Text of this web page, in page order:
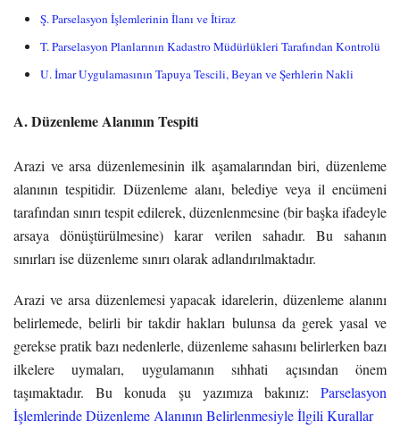
Ş. Parselasyon İşlemlerinin İlanı ve İtiraz
T. Parselasyon Planlarının Kadastro Müdürlükleri Tarafından Kontrolü
U. İmar Uygulamasının Tapuya Tescili, Beyan ve Şerhlerin Nakli
A.Düzenleme Alanının Tespiti
Arazi ve arsa düzenlemesinin ilk aşamalarından biri, düzenleme
alanının tespitidir. Düzenleme alanı, belediye veya il encümeni
tarafından sınırı tespit edilerek, düzenlenmesine (bir başka ifadeyle
arsaya dönüştürülmesine) karar verilen sahadır. Bu sahanın
sınırları ise düzenleme sınırı olarak adlandırılmaktadır.
Arazi ve arsa düzenlemesi yapacak idarelerin, düzenleme alanını
belirlemede, belirli bir takdir hakları bulunsa da gerek yasal ve
gerekse pratik bazı nedenlerle, düzenleme sahasını belirlerken bazı
ilkelere uymaları, uygulamanın sıhhati açısından önem
taşımaktadır. Bu konuda şu yazımıza bakınız: Parselasyon
İşlemlerinde Düzenleme Alanının Belirlenmesiyle İlgili Kurallar